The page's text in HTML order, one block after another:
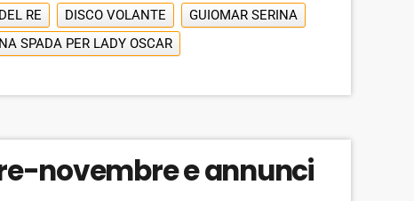
RE DISCO VOLANTE
GUIOMAR SERINA
SPADA PER LADY OSCAR
novembre e annunci